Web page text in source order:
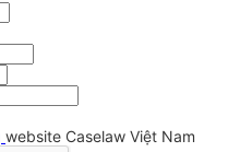
website Caselaw Việt Nam